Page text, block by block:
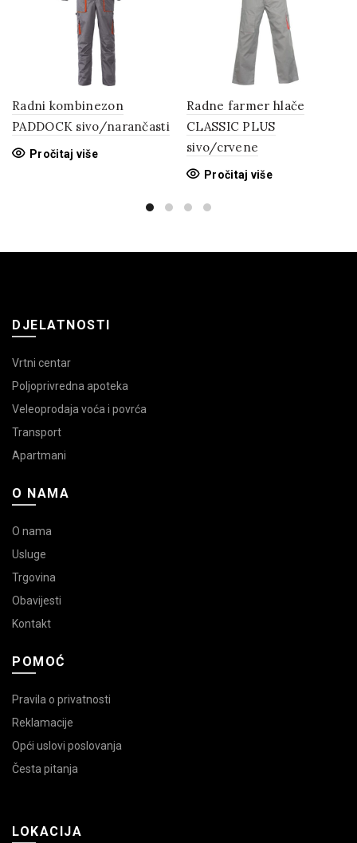
Radni kombinezon
PADDOCK sivo/narančasti
Pročitaj više
Radne farmer hlače
CLASSIC PLUS
sivo/crvene
Pročitaj više
DJELATNOSTI
Vrtni centar
Poljoprivredna apoteka
Veleoprodaja voća i povrća
Transport
Apartmani
O NAMA
O nama
Usluge
Trgovina
Obavijesti
Kontakt
POMOĆ
Pravila o privatnosti
Reklamacije
Opći uslovi poslovanja
Česta pitanja
LOKACIJA